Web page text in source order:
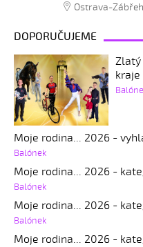
Ostrava-Zábřeh
DOPORUČUJEME
Zlatý
Moje rodina... 2026 -
Balónek
Moje rodina... 2026 -
Balónek
Moje rodina... 2026 -
Balónek
Moje rodina... 2026 -